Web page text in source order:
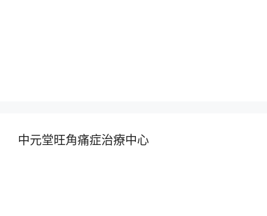
中元堂旺角痛症治療中心